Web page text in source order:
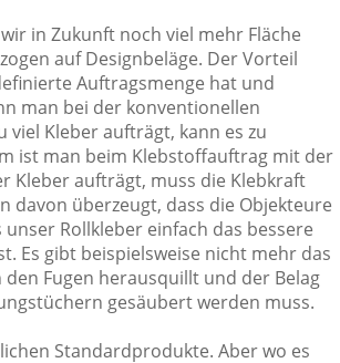
in Zukunft noch viel mehr Fläche
auf Designbeläge. Der Vorteil
Auftragsmenge hat und
man bei der konventionellen
viel Kleber aufträgt, kann es zu
ist man beim Klebstoffauftrag mit der
Kleber aufträgt, muss die Klebkraft
davon überzeugt, dass die Objekteure
Rollkleber einfach das bessere
Es gibt beispielsweise nicht mehr das
Fugen herausquillt und der Belag
gesäubert werden muss.
Standardprodukte. Aber wo es